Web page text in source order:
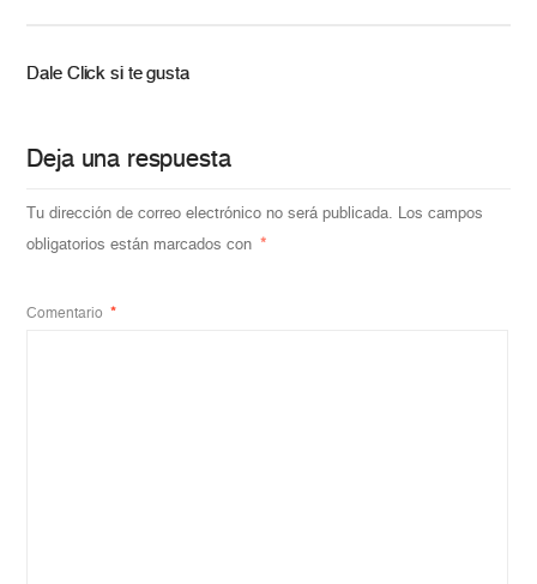
Dale Click si te gusta
Deja una respuesta
Tu dirección de correo electrónico no será publicada. Los campos
obligatorios están marcados con *
Comentario *